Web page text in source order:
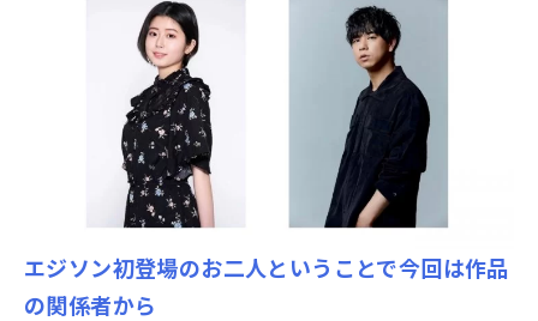
エジソン初登場のお二人ということで今回は作品
の関係者から